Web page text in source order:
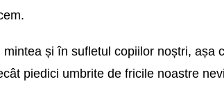
și în sufletul copiilor noștri,
piedici umbrite de fricile noastre